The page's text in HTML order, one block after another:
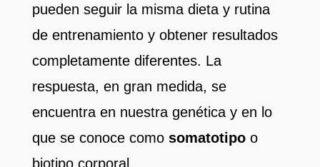
pueden seguir la misma dieta y rutina
de entrenamiento y obtener resultados
completamente diferentes. La
respuesta, en gran medida, se
encuentra en nuestra genética y en lo
que se conoce como somatotipoo
biotipo corporal.